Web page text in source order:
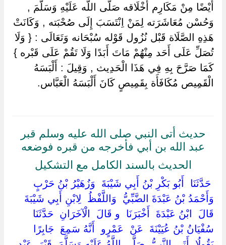
أَيْضًا مِنْ مَكَارِم أَخْلَاقه صَلَّى اللَّه عَلَيْهِ وَسَلَّمَ ,
وَحُسْن مُعَاشَرَته لِمَنْ اِنْتَسَبَ إِلَى صُحْبَته , وَكَانَتْ
هَذِهِ الصَّلَاة قَبْل نُزُول قَوْله سُبْحَانه وَتَعَالَى : { وَلَا
تُصَلِّ عَلَى أَحَد مِنْهُمْ مَاتَ أَبَدًا وَلَا تَقُمْ عَلَى قَبْره }
كَمَا صَرَّحَ بِهِ فِي هَذَا الْحَدِيث , وَقِيلَ : أَلْبَسَهُ
الْقَمِيص مُكَافَأَة بِقَمِيصٍ كَانَ أَلْبَسَهُ الْعَبَّاس.
حديث أتى النبي صلى الله عليه وسلم قبر
عبد الله بن أبي فأخرجه من قبره فوضعه
الحديث بالسند الكامل مع التشكيل
‏ ‏حَدَّثَنَا ‏ ‏أَبُو بَكْرِ بْنُ أَبِي شَيْبَةَ ‏ ‏وَزُهَيْرُ بْنُ حَرْبٍ ‏
‏وَأَحْمَدُ بْنُ عَبْدَةَ الضَّبِّيُّ ‏ ‏وَاللَّفْظُ ‏ ‏لِابْنِ أَبِي شَيْبَةَ ‏
‏قَالَ ‏ ‏ابْنُ عَبْدَةَ ‏ ‏أَخْبَرَنَا ‏ ‏و قَالَ ‏ ‏الْآخَرَانِ ‏ ‏حَدَّثَنَا ‏
‏سُفْيَانُ بْنُ عُيَيْنَةَ ‏ ‏عَنْ ‏ ‏عَمْرٍو ‏ ‏أَنَّهُ سَمِعَ ‏ ‏جَابِرًا ‏